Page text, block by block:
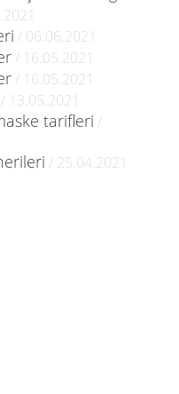
/ 06.06.2021
/ 16.05.2021
/ 16.05.2021
/ 13.05.2021
tarifleri /
/ 25.04.2021